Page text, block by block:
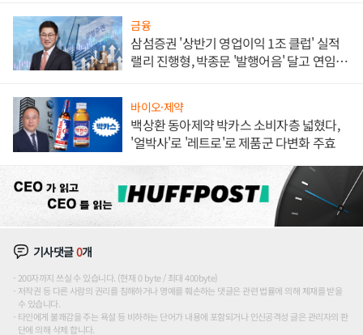
금융
삼섬증권 '상반기 영업이익 1조 클럽' 실적
랠리 진행형, 박종문 '발행어음' 달고 연임 향
바이오·제약
백상환 동아제약 박카스 소비자층 넓혔다,
'얼박사'로 '레트로'로 제품군 다변화 주효
기사댓글0개
200자까지 쓰실 수 있습니다. (현재 0 byte / 최대 400byte)
저작권 등 다른 사람의 권리를 침해하거나 명예를 훼손하는 댓글은 관련 법률에 의해 제재를 받을
수 있습니다.
타인에게 불쾌감을 주는 욕설 등 비하하는 단어가 내용에 포함되거나 인신공격성 글은 관리자의 판
단에 의해 삭제 합니다.